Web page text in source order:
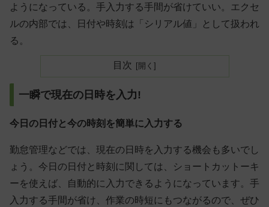
ようになっている。手入力する手間が省けていい。エクセ
ルの内部では、日付や時刻は「シリアル値」として扱われ
る。
目次
一瞬で現在の日時を入力!
今日の日付と今の時刻を簡単に入力する
勤怠管理などでは、現在の日時を入力する機会も多いでし
ょう。今日の日付と時刻に関しては、ショートカットーキ
ーを使えば、自動的に入力できるようになっています。手
入力する手間が省け、作業の時短にもつながるので、ぜひ